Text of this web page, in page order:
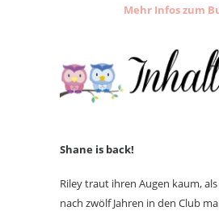
Mehr Infos zum
Shane is back!
Riley traut ihren Augen kaum,
nach zwölf Jahren in den Club